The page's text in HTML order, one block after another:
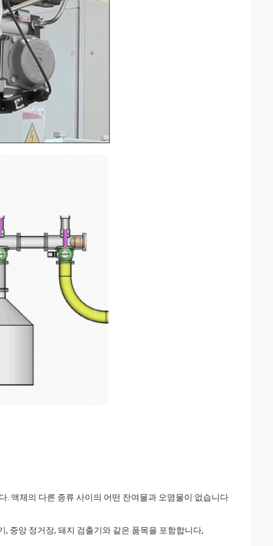
체의 다른 종류 사이의 어떤 잔여물과 오염물이 없습니다
, 중앙 정거장, 돼지 검출기와 같은 품목을 포함합니다,